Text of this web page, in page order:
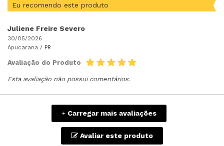
Eu recomendo este produto
Juliene Freire Severo
30/05/2026
Apucarana / PR
Avaliação do Produto
Esta avaliação não possui comentários.
+ Carregar mais avaliações
Avaliar este produto